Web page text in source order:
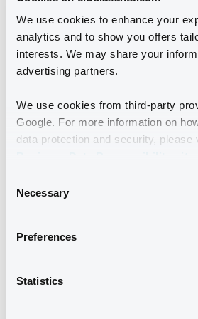
We use cookies to enhance your
analytics and to show you offers
interests. We may share your
advertising partners.
We use cookies from third-party
Google. For more information on
data protection and security, please
Selection
Necessary
Preferences
Statistics
Öffnungszeiten: täglich von
Wenn Sie Ihre Kleidung lieber im
möchten, können Sie dies neben
jedem Waschgang sind
auch eine Option ohne Weichspüler.